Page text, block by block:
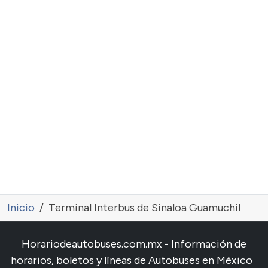
Inicio Terminal Interbus de Sinaloa Guamuchil
Horariodeautobuses.com.mx - Información de
horarios, boletos y líneas de Autobuses en México